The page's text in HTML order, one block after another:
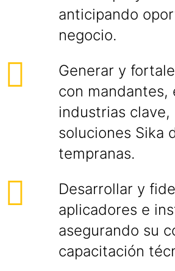
anticipando
negocio.
Generar y
con mandantes,
industrias clave,
soluciones Sika
tempranas.
Desarrollar y
aplicadores e
asegurando su
capacitación